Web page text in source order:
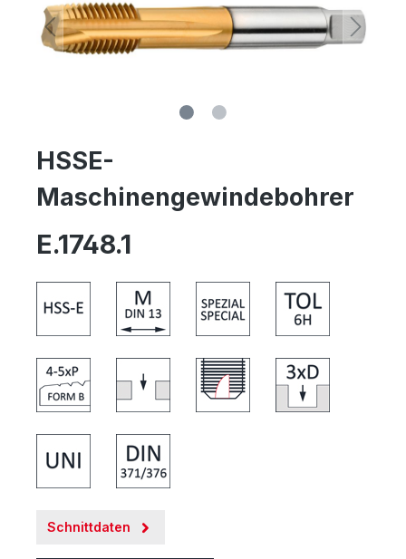
HSSE-
Maschinengewindebohrer
E.1748.1
Schnittdaten